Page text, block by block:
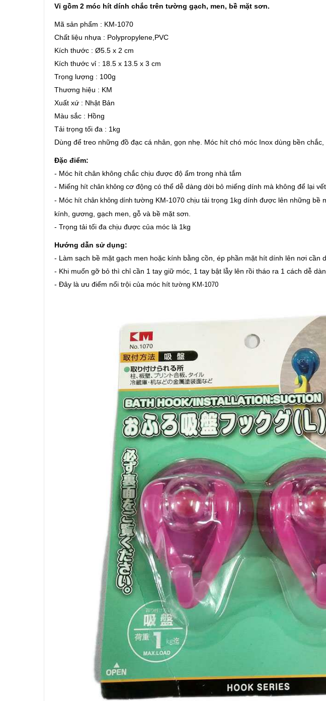
Vỉ gồm 2 móc hít dính chắc trên tường gạch, men, bề mặt sơn.
Mã sản phẩm : KM-1070
Chất liệu nhựa : Polypropylene,PVC
Kích thước : Ø5.5 x 2 cm
Kích thước vỉ : 18.5 x 13.5 x 3 cm
Trọng lượng : 100g
Thương hiệu : KM
Xuất xứ : Nhật Bản
Màu sắc : Hồng
Tải trọng tối đa : 1kg
Dùng để treo những đồ đạc cá nhân, gọn nhẹ. Móc hít chó móc Inox dùng bền chắc,
Đặc điểm:
- Móc hít chân không chắc chịu được độ ẩm trong nhà tắm
- Miếng hít chân không cơ động có thể dễ dàng dời bỏ miếng dính mà không để lại
- Móc hít chân không dính tường KM-1070 chịu tải trọng 1kg dính được lên những bề
kính, gương, gạch men, gỗ và bề mặt sơn.
- Trọng tải tối đa chịu được của móc là 1kg
Hướng dẫn sử dụng:
- Làm sạch bề mặt gạch men hoặc kính bằng cồn, ép phần mặt hít dính lên nơi cần
- Khi muốn gỡ bỏ thì chỉ cần 1 tay giữ móc, 1 tay bật lẫy lên rồi tháo ra 1 cách dễ
- Đây là ưu điểm nổi trội của móc hít tường KM-1070
-37%